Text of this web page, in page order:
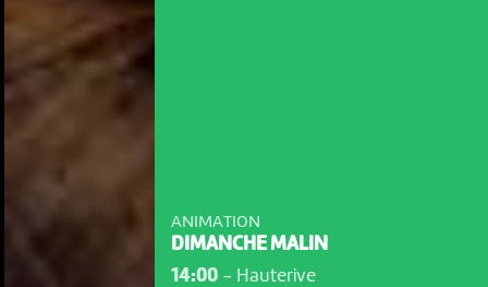
ANIMATION
DIMANCHE MALIN
14:00- Hauterive